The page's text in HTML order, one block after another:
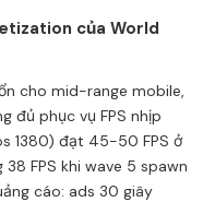
của World
cho mid-range mobile,
đủ phục vụ FPS nhịp
1380) đạt 45-50 FPS ở
FPS khi wave 5 spawn
cáo: ads 30 giây